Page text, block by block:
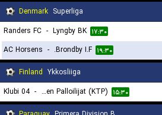
Denmark Superliga
Randers FC - Lyngby BK ۱۷:۳۰
AC Horsens - Brondby I.F. ۱۹:۳۰
Finland Ykkosliiga
Klubi 04 - Kotkan Tyovaen Palloilijat (KTP) ۱۵:۳۰